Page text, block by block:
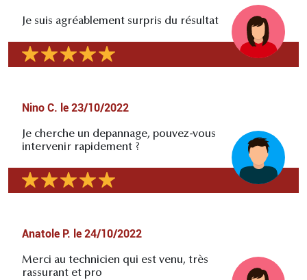
Je suis agréablement surpris du résultat
Nino C. le 23/10/2022
Je cherche un depannage, pouvez-vous
intervenir rapidement ?
Anatole P. le 24/10/2022
Merci au technicien qui est venu, très
rassurant et pro